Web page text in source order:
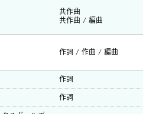
共作曲
共作曲 / 編曲
作詞 / 作曲 / 編曲
作詞
作詞